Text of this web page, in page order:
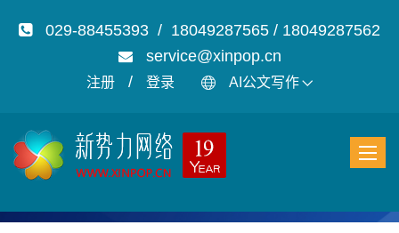
029-88455393 / 18049287565 / 18049287562
service@xinpop.cn
注册 / 登录 AI公文写作